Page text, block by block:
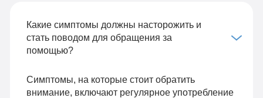
Какие симптомы должны насторожить и
стать поводом для обращения за
помощью?
Симптомы, на которые стоит обратить
внимание, включают регулярное употребление